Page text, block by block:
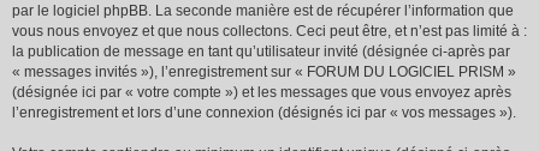
par le logiciel phpBB. La seconde manière est de récupérer l’information que
vous nous envoyez et que nous collectons. Ceci peut être, et n’est pas limité à :
la publication de message en tant qu’utilisateur invité (désignée ci-après par
« messages invités »), l’enregistrement sur « FORUM DU LOGICIEL PRISM »
(désignée ici par « votre compte ») et les messages que vous envoyez après
l’enregistrement et lors d’une connexion (désignés ici par « vos messages »).